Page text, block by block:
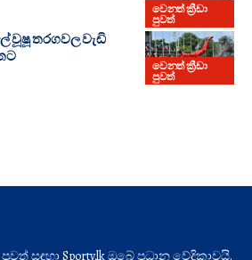
වෙනත් ක්‍රීඩා
පුවත්
වෙනත් ක්‍රීඩා
පුවත්
වූෂූ තරගවල වැඩි
සඳහා Sporty.lk ඔබේ ප්‍රධාන වේදිකාවයි.